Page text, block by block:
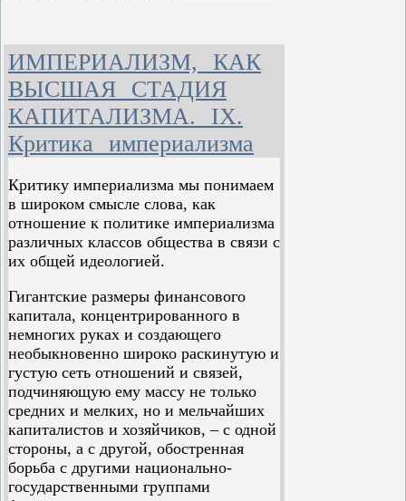
концентрации производства на очень
высокой ступени её развития. Это –
монополистские союзы капиталистов,
картели, синдикаты, тресты. Мы
видели, какую громадную роль они
играют в современной хозяйственной
жизни. К началу XX века они
получили полное преобладание в
передовых странах и если первые
шаги по пути картелирования были
раньше пройдены странами с
высоким охранительным тарифом
(Германия, Америка), то Англия с её
системой свободной торговли
показала лишь немногим позже тот
же основной факт: рождение
монополий из концентрации
производства.
Во-вторых, монополии привели к
усиленному захвату важнейших
источников сырья, особенно для
основной, и наиболее
картелированной, промышленности
ИМПЕРИАЛИЗМ, КАК
ВЫСШАЯ СТАДИЯ
КАПИТАЛИЗМА. IX.
Критика империализма
Критику империализма мы понимаем
в широком смысле слова, как
отношение к политике империализма
различных классов общества в связи с
их общей идеологией.
Гигантские размеры финансового
капитала, концентрированного в
немногих руках и создающего
необыкновенно широко раскинутую и
густую сеть отношений и связей,
подчиняющую ему массу не только
средних и мелких, но и мельчайших
капиталистов и хозяйчиков, – с одной
стороны, а с другой, обостренная
борьба с другими национально-
государственными группами